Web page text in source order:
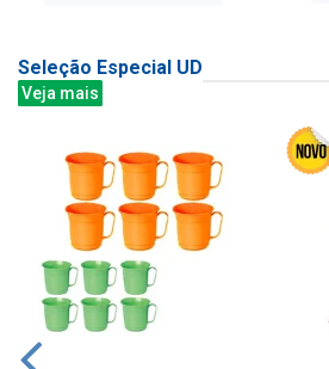
Seleção Especial UD
Veja mais